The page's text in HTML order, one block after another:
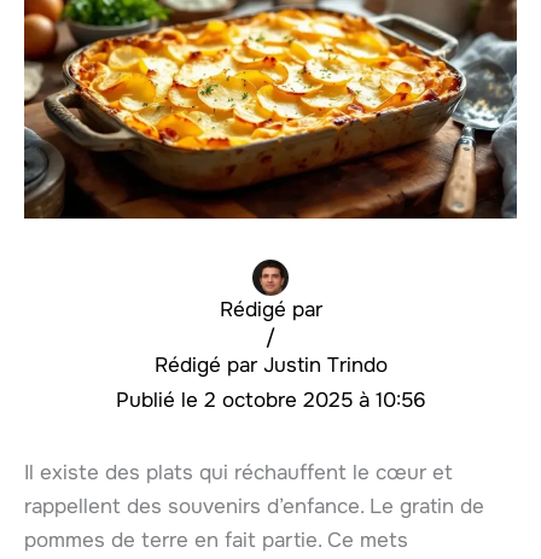
Rédigé par
Justin Trindo
/
2 octobre 2025 à 10:56
Il existe des plats qui réchauffent le cœur et
rappellent des souvenirs d’enfance. Le gratin de
pommes de terre en fait partie. Ce mets